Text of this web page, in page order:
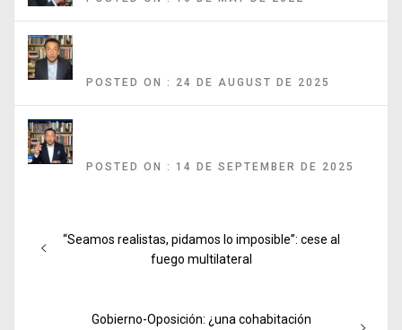
POSTED ON : 24 DE AUGUST DE 2025
POSTED ON : 14 DE SEPTEMBER DE 2025
PostPrevious
“Seamos realistas, pidamos lo imposible”: cese al
fuego multilateral
Next
Gobierno-Oposición: ¿una cohabitación